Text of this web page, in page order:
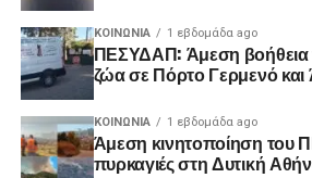
ΚΟΙΝΩΝΊΑ 1 εβδομάδα ago
ΠΕΣΥΔΑΠ: Άμεση βοήθεια
ζώα σε Πόρτο Γερμενό και
ΚΟΙΝΩΝΊΑ 1 εβδομάδα ago
Άμεση κινητοποίηση του
πυρκαγιές στη Δυτική